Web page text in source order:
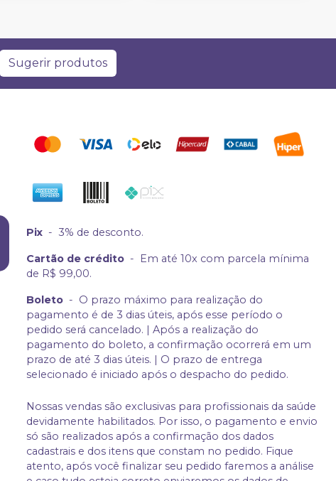
Sugerir produtos
Pix - 3% de desconto.
Cartão de crédito -
Em até 10x com parcela mínima
de R$ 99,00.
Boleto - O prazo máximo para realização do
pagamento é de 3 dias úteis, após esse período o
pedido será cancelado. | Após a realização do
pagamento do boleto, a confirmação ocorrerá em um
prazo de até 3 dias úteis. | O prazo de entrega
selecionado é iniciado após o despacho do pedido.
Nossas vendas são exclusivas para profissionais da saúde
devidamente habilitados. Por isso, o pagamento e envio
só são realizados após a confirmação dos dados
cadastrais e dos itens que constam no pedido. Fique
atento, após você finalizar seu pedido faremos a análise